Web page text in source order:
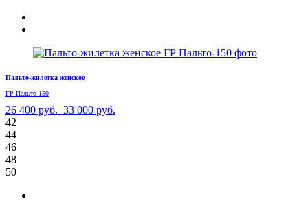
Пальто-жилетка женское
ГР Пальто-150
26 400 руб. 33 000 руб.
42
44
46
48
50